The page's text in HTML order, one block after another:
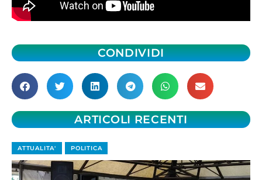
CONDIVIDI
ARTICOLI RECENTI
ATTUALITA' POLITICA